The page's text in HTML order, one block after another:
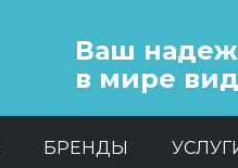
Ваш
в мире
БРЕНДЫ